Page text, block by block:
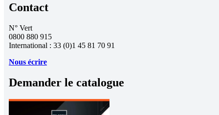
Contact
N° Vert
0800 880 915
International : 33 (0)1 45 81 70 91
Nous écrire
Demander le catalogue